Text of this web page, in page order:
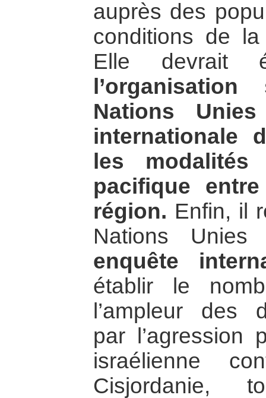
auprès des
conditions de
Elle devrait
Nations
internationale
les modalités
pacifique
région. Enfin, il
Nations
enquête
établir le
l’ampleur des
par l’agression
israélienne
Cisjordanie,